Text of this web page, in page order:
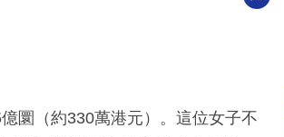
圜（約330萬港元）。這位女子不